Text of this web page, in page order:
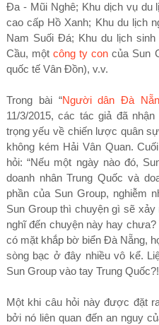
Đa - Mũi Nghê; Khu dịch vụ du
cao cấp Hồ Xanh; Khu du lịch
Nam Suối Đá; Khu du lịch
Cầu, mộtcông ty con của Sun
quốc tế Vân Đồn), v.v.
Trong bài “Người dân Đà
11/3/2015, các tác giả đã
trọng yếu về chiến lược quân
không kém Hải Vân Quan.
hỏi: “Nếu một ngày nào đó,
doanh nhân Trung Quốc và
phần của Sun Group, nghiễm
Sun Group thì chuyện gì sẽ
nghĩ đến chuyện này hay
có mặt khắp bờ biển Đà Nẵng,
sòng bạc ở đây nhiều vô kể.
Sun Group vào tay Trung
Một khi câu hỏi này được đặt
bởi nó liên quan đến an nguy